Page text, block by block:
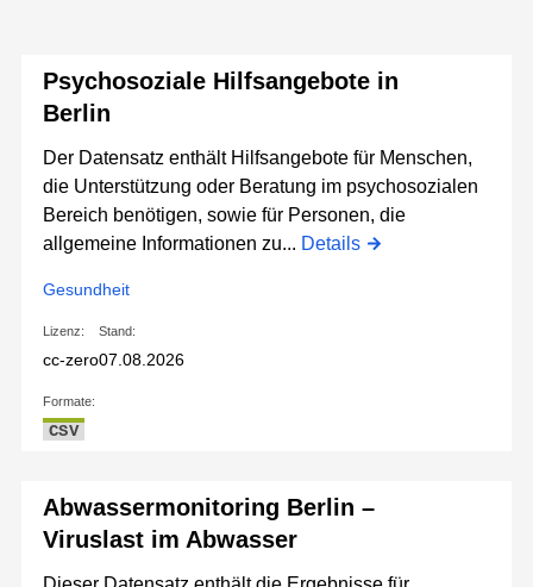
Psychosoziale Hilfsangebote in
Berlin
Der Datensatz enthält Hilfsangebote für Menschen,
die Unterstützung oder Beratung im psychosozialen
Bereich benötigen, sowie für Personen, die
allgemeine Informationen zu... Details
Gesundheit
Lizenz:
cc-zero
Stand:
07.08.2026
Formate:
CSV
Abwassermonitoring Berlin –
Viruslast im Abwasser